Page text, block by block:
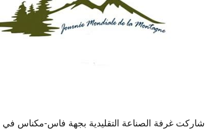
شاركت غرفة الصناعة التقليدية بجهة فاس-مكناس في